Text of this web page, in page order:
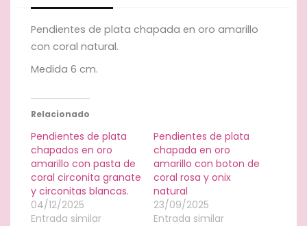
de
Pendientes de plata chapada en oro amarillo
con coral natural.
Medida 6 cm.
Relacionado
Pendientes de plata
chapados en oro
amarillo con pasta de
coral circonita granate
y circonitas blancas.
04/12/2025
Entrada similar
Pendientes de plata
chapada en oro
amarillo con boton de
coral rosa y onix
natural
23/09/2025
Entrada similar